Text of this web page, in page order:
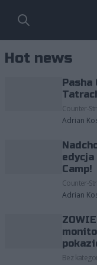
Hot news
Pasha
Counter-
Adrian
edycja
Camp!
Counter-
Adrian
Bez